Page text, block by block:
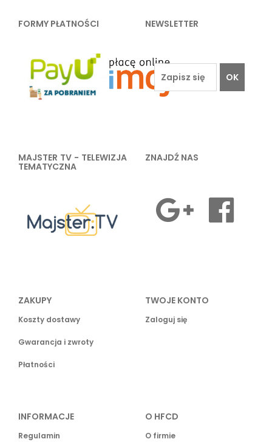
FORMY PŁATNOŚCI NEWSLETTER
OK
MAJSTER TV - TELEWIZJA
TEMATYCZNA
ZNAJDŹ NAS
ZAKUPY
Koszty dostawy
Gwarancja i zwroty
Płatności
TWOJE KONTO
Zaloguj się
INFORMACJE
Regulamin
O HFCD
O firmie